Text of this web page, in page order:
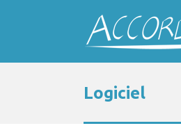
Logiciel